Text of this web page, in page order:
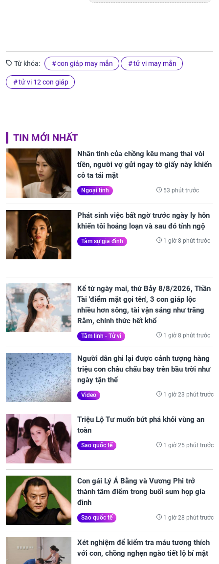
Từ khóa: con giáp may mắn tử vi may mắn
tử vi 12 con giáp
TIN MỚI NHẤT
Nhân tình của chồng kêu mang thai vòi
tiền, người vợ gửi ngay tờ giấy này khiến
cô ta tái mặt
Ngoại tình 53 phút trước
Phát sinh việc bất ngờ trước ngày ly hôn
khiến tôi hoảng loạn và sau đó tỉnh ngộ
Tâm sự gia đình 1 giờ 8 phút trước
Kể từ ngày mai, thứ Bảy 8/8/2026, Thần
Tài 'điểm mặt gọi tên', 3 con giáp lộc
nhiều hơn sông, tài vận sáng như trăng
Rằm, chính thức hết khổ
Tâm linh - Tử vi 1 giờ 8 phút trước
Người dân ghi lại được cảnh tượng hàng
triệu con châu chấu bay trên bầu trời như
ngày tận thế
Video 1 giờ 23 phút trước
Triệu Lộ Tư muốn bứt phá khỏi vùng an
toàn
Sao quốc tế 1 giờ 25 phút trước
Con gái Lý Á Bằng và Vương Phi trở
thành tâm điểm trong buổi sum họp gia
đình
Sao quốc tế 1 giờ 28 phút trước
Xét nghiệm để kiểm tra máu tương thích
với con, chồng nghẹn ngào tiết lộ bí mật